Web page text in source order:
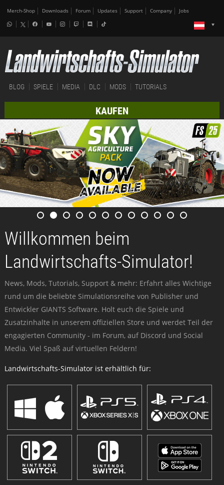
Merch-Shop Downloads Forum Updates Support Company Jobs
BLOG SPIELE MEDIA DLC MODS TUTORIALS
KAUFEN
Willkommen beim
Landwirtschafts-Simulator!
News, Mods, Tutorials, Support & mehr: Erfahrt alles Wichtige
rund um die beliebte Simulationsreihe von Publisher und
Entwickler GIANTS Software. Holt euch die Spiele und
Zusatzinhalte in unserem offiziellen Store und werdet Teil der
engagierten Community - im Forum, auf Discord und Social
Media. Viel Spaß auf virtuellen Feldern!
Landwirtschafts-Simulator ist erhältlich für: